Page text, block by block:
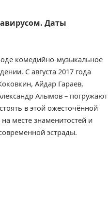
Даты
комедийно-музыкальное
С августа 2017 года
Айдар Гараев,
Алымов – погружают
в этой ожесточённой
месте знаменитостей и
эстрады.